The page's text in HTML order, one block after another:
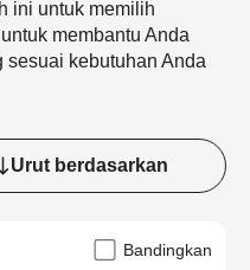
ini untuk memilih
membantu Anda
sesuai kebutuhan Anda
Urut berdasarkan
Bandingkan